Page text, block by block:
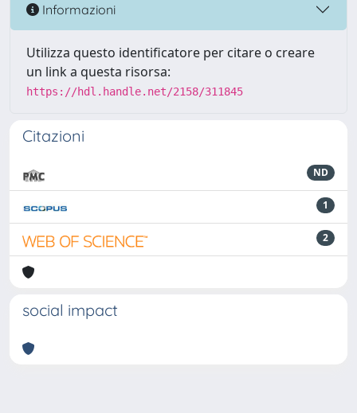
Informazioni
Utilizza questo identificatore per citare o creare
un link a questa risorsa:
https://hdl.handle.net/2158/311845
Citazioni
ND
1
2
social impact